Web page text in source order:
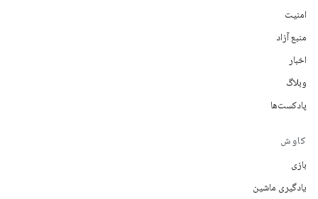
امنیت
منبع آزاد
اخبار
وبلاگ
پادکست‌ها
کاوش
بازی
یادگیری ماشین